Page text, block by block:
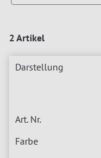
2 Artikel